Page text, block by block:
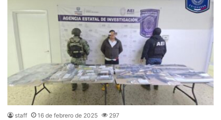
staff 16 de febrero de 2025 297